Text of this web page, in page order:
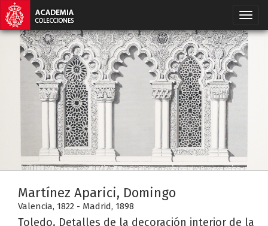
Martínez Aparici, Domingo
Valencia, 1822 - Madrid, 1898
Toledo. Detalles de la decoración interior de la